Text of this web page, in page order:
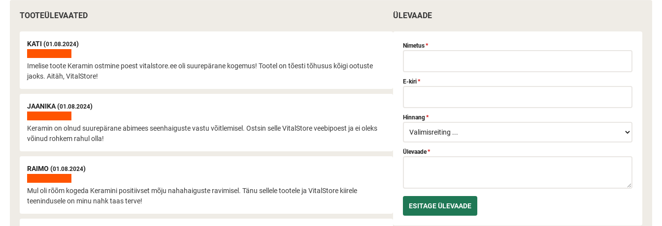
TOOTEÜLEVAATED
KATI (01.08.2024)
Imelise toote Keramin ostmine poest vitalstore.ee oli suurepärane kogemus! Tootel on tõesti tõhusus kõigi ootuste
jaoks. Aitäh, VitalStore!
JAANIKA (01.08.2024)
Keramin on olnud suurepärane abimees seenhaiguste vastu võitlemisel. Ostsin selle VitalStore veebipoest ja ei oleks
võinud rohkem rahul olla!
RAIMO (01.08.2024)
Mul oli rõõm kogeda Keramini positiivset mõju nahahaiguste ravimisel. Tänu sellele tootele ja VitalStore kiirele
teenindusele on minu nahk taas terve!
ÜLEVAADE
Nimetus*
E-kiri*
Hinnang*
Ülevaade*